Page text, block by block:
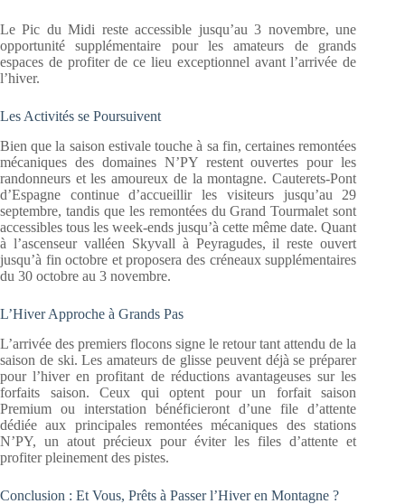
Le Pic du Midi reste accessible jusqu’au 3 novembre, une
opportunité supplémentaire pour les amateurs de grands
espaces de profiter de ce lieu exceptionnel avant l’arrivée de
l’hiver.
Les Activités se Poursuivent
Bien que la saison estivale touche à sa fin, certaines remontées
mécaniques des domaines N’PY restent ouvertes pour les
randonneurs et les amoureux de la montagne. Cauterets-Pont
d’Espagne continue d’accueillir les visiteurs jusqu’au 29
septembre, tandis que les remontées du Grand Tourmalet sont
accessibles tous les week-ends jusqu’à cette même date. Quant
à l’ascenseur valléen Skyvall à Peyragudes, il reste ouvert
jusqu’à fin octobre et proposera des créneaux supplémentaires
du 30 octobre au 3 novembre.
L’Hiver Approche à Grands Pas
L’arrivée des premiers flocons signe le retour tant attendu de la
saison de ski. Les amateurs de glisse peuvent déjà se préparer
pour l’hiver en profitant de réductions avantageuses sur les
forfaits saison. Ceux qui optent pour un forfait saison
Premium ou interstation bénéficieront d’une file d’attente
dédiée aux principales remontées mécaniques des stations
N’PY, un atout précieux pour éviter les files d’attente et
profiter pleinement des pistes.
Conclusion : Et Vous, Prêts à Passer l’Hiver en Montagne ?